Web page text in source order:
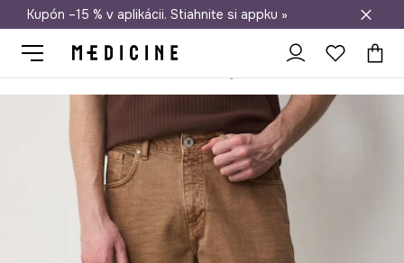
Doprava zadarmo od 50 €
Kupón –15 % v aplikácii. Stiahnite si appku »